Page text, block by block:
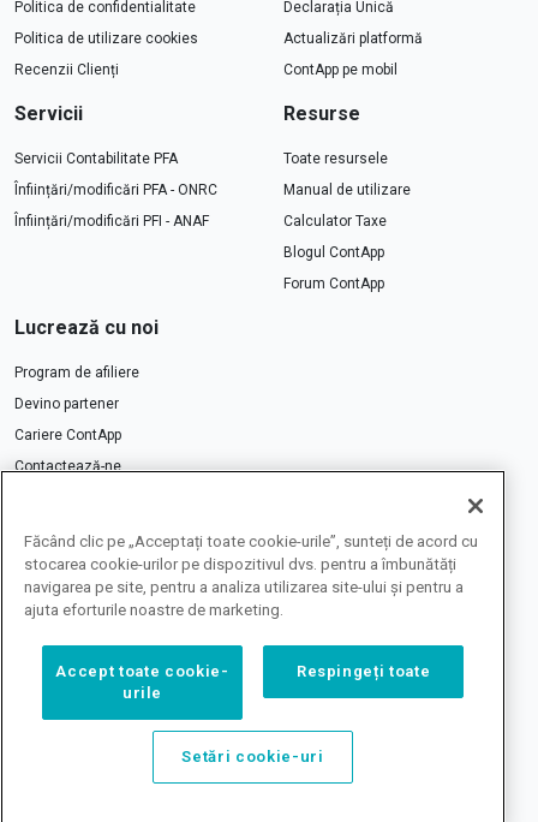
Politica de confidentialitate
Politica de utilizare cookies
Recenzii Clienți
Declarația Unică
Actualizări platformă
ContApp pe mobil
Servicii
Servicii Contabilitate PFA
Înființări/modificări PFA - ONRC
Înființări/modificări PFI - ANAF
Resurse
Toate resursele
Manual de utilizare
Calculator Taxe
Blogul ContApp
Forum ContApp
Lucrează cu noi
Program de afiliere
Devino partener
Cariere ContApp
Contactează-ne
Făcând clic pe „Acceptați toate cookie-urile”, sunteți de acord cu
stocarea cookie-urilor pe dispozitivul dvs. pentru a îmbunătăți
navigarea pe site, pentru a analiza utilizarea site-ului și pentru a
ajuta eforturile noastre de marketing.
Accept toate cookie-
urile
Respingeți toate
Setări cookie-uri